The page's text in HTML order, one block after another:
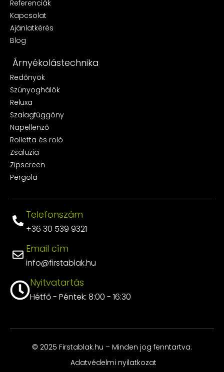
Referenciák
Kapcsolat
Ajánlatkérés
Blog
Árnyékolástechnika
Redőnyök
Szúnyoghálók
Reluxa
Szalagfüggöny
Napellenző
Rolletta és roló
Zsaluzia
Zipscreen
Pergola
+36 30 539 9321
Telefonszám
info@firstablak.hu
Email cím
Hétfő - Péntek: 8:00 - 16:30
Nyitvatartás
© 2025 Firstablak.hu – Minden jog fenntartva.
Adatvédelmi nyilatkozat